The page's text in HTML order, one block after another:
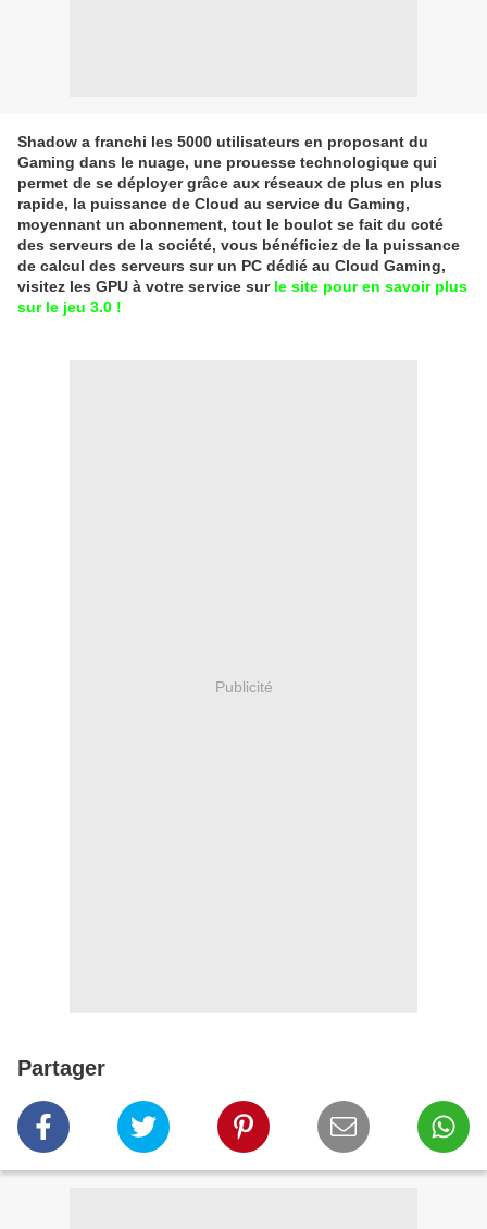
Shadow a franchi les 5000 utilisateurs en proposant du
Gaming dans le nuage, une prouesse technologique qui
permet de se déployer grâce aux réseaux de plus en plus
rapide, la puissance de Cloud au service du Gaming,
moyennant un abonnement, tout le boulot se fait du coté
des serveurs de la société, vous bénéficiez de la puissance
de calcul des serveurs sur un PC dédié au Cloud Gaming,
visitez les GPU à votre service sur le site pour en savoir plus
sur le jeu 3.0 !
Publicité
Partager